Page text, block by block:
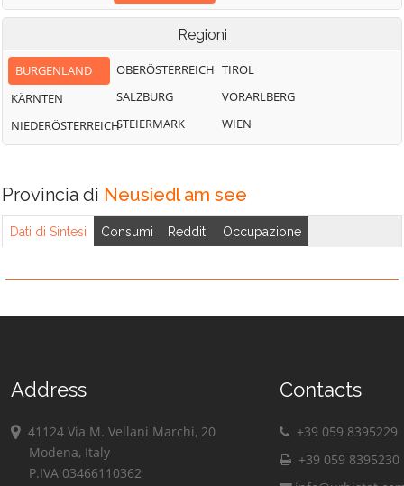
Regioni
BURGENLAND
KÄRNTEN
NIEDERÖSTERREICH
OBERÖSTERREICH
SALZBURG
STEIERMARK
TIROL
VORARLBERG
WIEN
Provincia di Neusiedl am see
Dati di Sintesi Consumi Redditi Occupazione
Address
41124 Via M. Vellani Marchi, 20
Modena, Italy
P.IVA 03466110362
Contacts
+39 059 8395229
+39 059 8395230